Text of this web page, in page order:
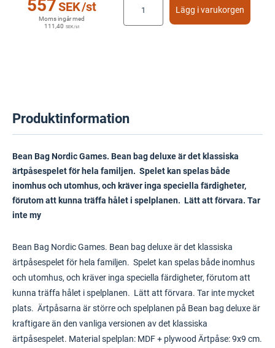
557SEK/st
Moms ingår med
111,40 SEK/st
Lägg i varukorgen
Produktinformation
Bean Bag Nordic Games. Bean bag deluxe är det klassiska
ärtpåsespelet för hela familjen. Spelet kan spelas både
inomhus och utomhus, och kräver inga speciella färdigheter,
förutom att kunna träffa hålet i spelplanen. Lätt att förvara. Tar
inte my
Bean Bag Nordic Games. Bean bag deluxe är det klassiska
ärtpåsespelet för hela familjen. Spelet kan spelas både inomhus
och utomhus, och kräver inga speciella färdigheter, förutom att
kunna träffa hålet i spelplanen. Lätt att förvara. Tar inte mycket
plats. Ärtpåsarna är större och spelplanen på Bean bag deluxe är
kraftigare än den vanliga versionen av det klassiska
ärtpåsespelet. Material spelplan: MDF + plywood Ärtpåse: 9x9 cm.